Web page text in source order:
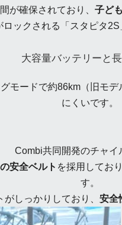
が確保されており、 子ど
ックされる「スタピタ2S
大容量バッテリーと
モードで約86km（旧モデ
にくいです。
Combi共同開発のチャイ
安全ベルト を採用してお
す。
しっかりしており、 安全